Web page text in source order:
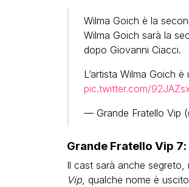
Wilma Goich è la
Wilma Goich sarà la
dopo Giovanni Ciacci.
L’artista Wilma Goich
pic.twitter.com/
— Grande Fratello Vip
Grande Fratello Vip
Il cast sarà anche segreto,
Vip, qualche nome è